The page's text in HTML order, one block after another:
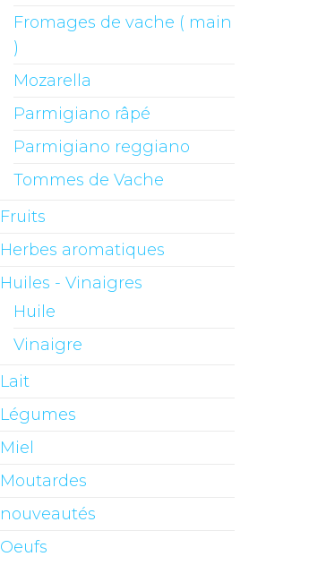
Fromages de vache ( main
)
Mozarella
Parmigiano râpé
Parmigiano reggiano
Tommes de Vache
Fruits
Herbes aromatiques
Huiles - Vinaigres
Huile
Vinaigre
Lait
Légumes
Miel
Moutardes
nouveautés
Oeufs